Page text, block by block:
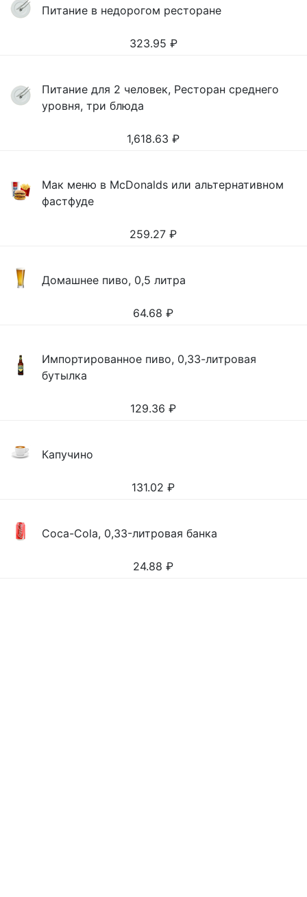
Питание в недорогом ресторане
323.95 ₽
Питание для 2 человек, Ресторан среднего
уровня, три блюда
1,618.63 ₽
Мак меню в McDonalds или альтернативном
фастфуде
259.27 ₽
Домашнее пиво, 0,5 литра
64.68 ₽
Импортированное пиво, 0,33-литровая
бутылка
129.36 ₽
Капучино
131.02 ₽
Coca-Cola, 0,33-литровая банка
24.88 ₽